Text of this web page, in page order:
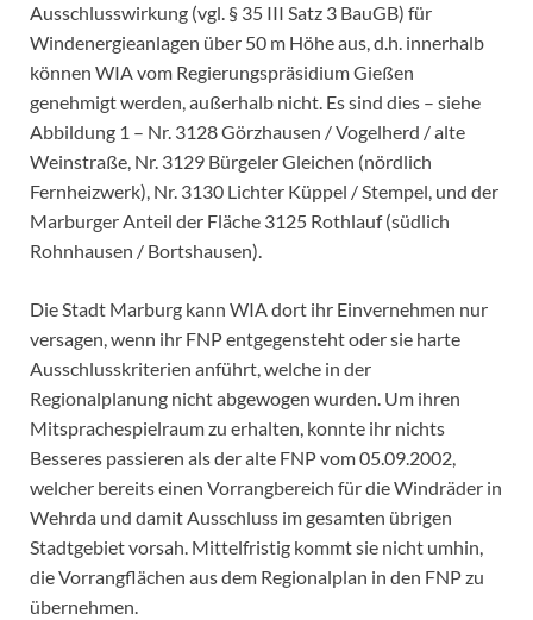
Ausschlusswirkung (vgl. § 35 III Satz 3 BauGB) für
Windenergieanlagen über 50 m Höhe aus, d.h. innerhalb
können WIA vom Regierungspräsidium Gießen
genehmigt werden, außerhalb nicht. Es sind dies – siehe
Abbildung 1 – Nr. 3128 Görzhausen / Vogelherd / alte
Weinstraße, Nr. 3129 Bürgeler Gleichen (nördlich
Fernheizwerk), Nr. 3130 Lichter Küppel / Stempel, und der
Marburger Anteil der Fläche 3125 Rothlauf (südlich
Rohnhausen / Bortshausen).
Die Stadt Marburg kann WIA dort ihr Einvernehmen nur
versagen, wenn ihr FNP entgegensteht oder sie harte
Ausschlusskriterien anführt, welche in der
Regionalplanung nicht abgewogen wurden. Um ihren
Mitsprachespielraum zu erhalten, konnte ihr nichts
Besseres passieren als der alte FNP vom 05.09.2002,
welcher bereits einen Vorrangbereich für die Windräder in
Wehrda und damit Ausschluss im gesamten übrigen
Stadtgebiet vorsah. Mittelfristig kommt sie nicht umhin,
die Vorrangflächen aus dem Regionalplan in den FNP zu
übernehmen.